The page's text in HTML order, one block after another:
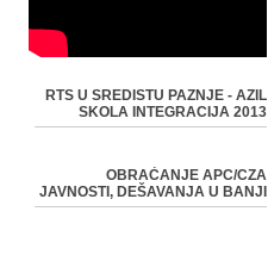
RTS U SREDISTU PAZNJE - AZIL
SKOLA INTEGRACIJA 2013
OBRAĆANJE APC/CZA
JAVNOSTI, DEŠAVANJA U BANJI